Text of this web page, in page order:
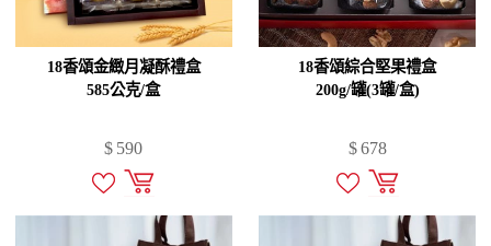
18香頌金緻月凝酥禮盒
585公克/盒
$ 590
18香頌綜合堅果禮盒
200g/罐(3罐/盒)
$678